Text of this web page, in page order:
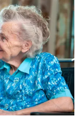
de
turismo